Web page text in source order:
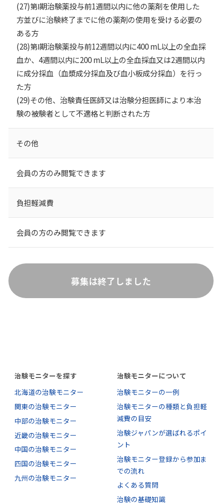
(27)第Ⅰ期治験薬投与前1週間以内に他の薬剤を使⽤した
方並びに治験終了までに他の薬剤の使⽤を受ける必要の
ある方
(28)第Ⅰ期治験薬投与前12週間以内に400 mL以上の全⾎採
⾎か、4週間以内に200 mL以上の全⾎採⾎⼜は2週間以内
に成分採⾎（⾎漿成分採⾎及び⾎⼩板成分採⾎）を⾏っ
た方
(29)その他、治験責任医師⼜は治験分担医師により本治
験の被験者として不適格と判断された方
その他
会員の方のみ閲覧できます
負担軽減費
会員の方のみ閲覧できます
募集は終了しました
治験モニターを探す
北海道の治験モニター
関東の治験モニター
中部の治験モニター
近畿の治験モニター
中国の治験モニター
四国の治験モニター
九州の治験モニター
治験モニターについて
治験モニターの一例
治験モニターの種類と負担軽
減費の目安
治験ジャパンが選ばれるポイ
ント
治験モニター登録から参加ま
での流れ
よくある質問
治験の基礎知識